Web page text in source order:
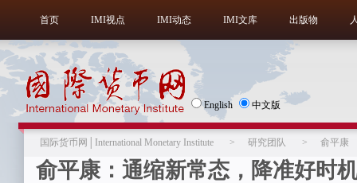
首页 IMI视点 IMI动态 IMI文库 出版物
English 中文版
国际货币网│International Monetary Institute > 研究团队 > 俞平康
俞平康：通缩新常态，降准好时